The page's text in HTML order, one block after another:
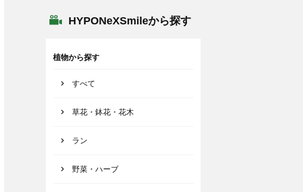
HYPONeXSmileから探す
植物から探す
すべて
草花・鉢花・花木
ラン
野菜・ハーブ